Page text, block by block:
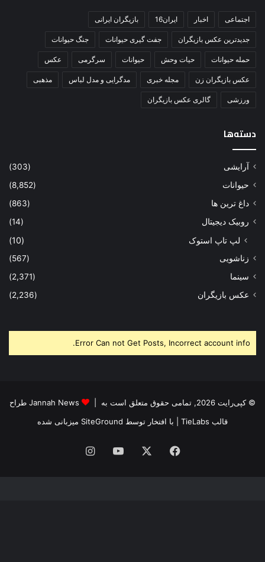
اجتماعی اخبار ایران16 بازیگران ایرانی
جدیدترین عکس بازیگران جفت گیری حیوانات جنگ حیوانات
حمله حیوانات حیات وحش حیوانات سرگرمی عکس
عکس بازیگران زن مجله خبری مدگرایی و مدل لباس مذهبی
ورزشی گالری عکس بازیگران
دسته‌ها
آرایشی
(303)
حیوانات
(8,852)
داغ ترین ها
(863)
روبیک دیجیتال
(14)
لپ تاپ استوک (10)
زناشویی
(567)
سینما
(2,371)
عکس بازیگران
(2,236)
Error Can not Get Posts, Incorrect account info.
© کپی‌رایت 2026, تمامی حقوق متعلق است به |
Jannah News طراح
قالب TieLabs
| با افتخار توسط SiteGround میزبانی شده
فیس یوتیوب